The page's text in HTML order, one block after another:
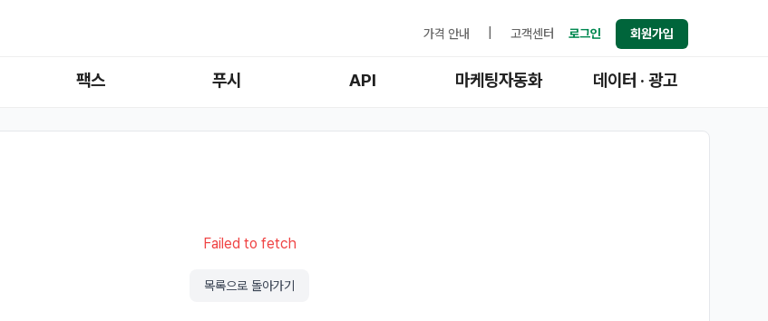
가격 안내 고객센터 로그인 회원가입
팩스 푸시 API 마케팅자동화 데이터 · 광고
Failed to fetch
목록으로 돌아가기